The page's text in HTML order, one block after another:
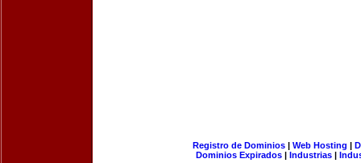
Registro de Dominios| Web Hosting |
Dominios Expirados | Industrias |